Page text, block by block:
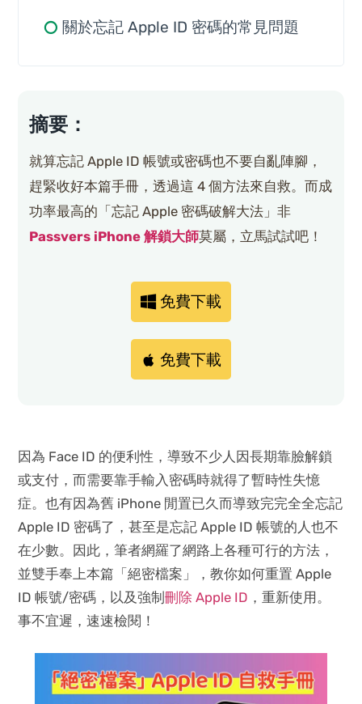
關於忘記 Apple ID 密碼的常見問題
摘要：
就算忘記 Apple ID 帳號或密碼也不要自亂陣腳，
趕緊收好本篇手冊，透過這 4 個方法來自救。而成
功率最高的「忘記 Apple 密碼破解大法」非
Passvers iPhone 解鎖大師莫屬，立馬試試吧！
免費下載
免費下載
因為 Face ID 的便利性，導致不少人因長期靠臉解鎖
或支付，而需要靠手輸入密碼時就得了暫時性失憶
症。也有因為舊 iPhone 閒置已久而導致完完全全忘記
Apple ID 密碼了，甚至是忘記 Apple ID 帳號的人也不
在少數。因此，筆者網羅了網路上各種可行的方法，
並雙手奉上本篇「絕密檔案」，教你如何重置 Apple
ID 帳號/密碼，以及強制刪除 Apple ID ，重新使用。
事不宜遲，速速檢閱！